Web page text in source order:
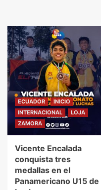
ECUADOR
INICIO
INTERNACIONAL
LOJA
ZAMORA
Vicente Encalada
conquista tres
medallas en el
Panamericano U15 de